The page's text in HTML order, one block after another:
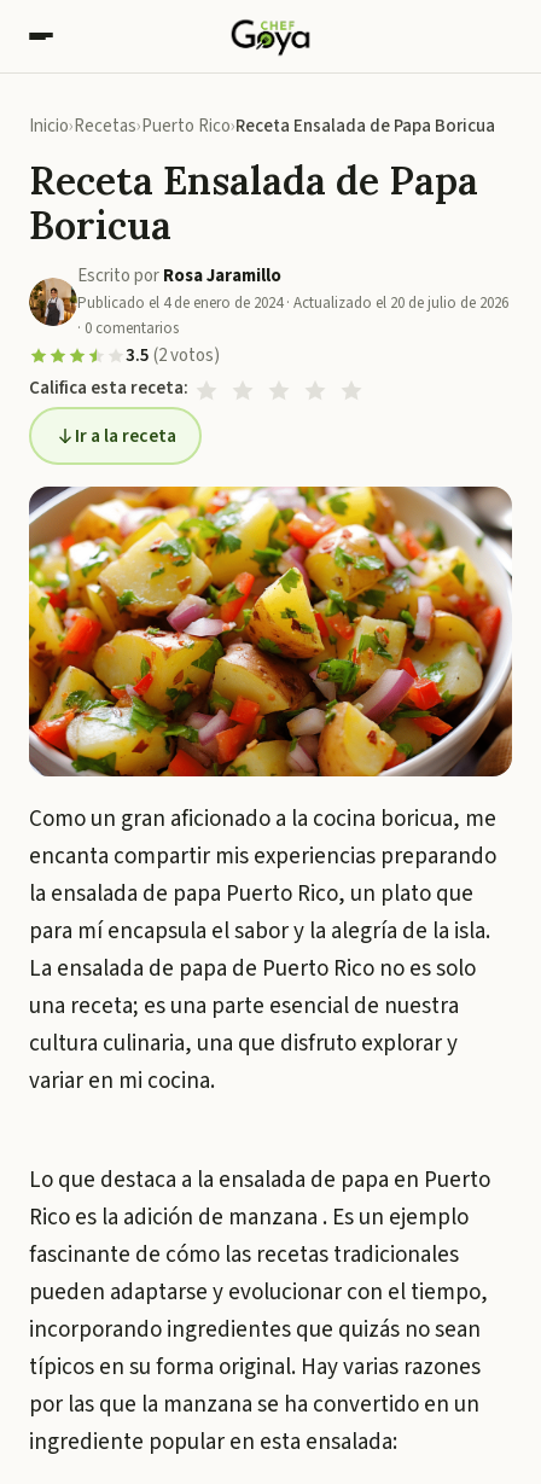
Inicio Recetas Puerto Rico Receta Ensalada de Papa Boricua
Receta Ensalada de Papa
Boricua
Escrito porRosa Jaramillo
Publicado el 4 de enero de 2024· Actualizado el 20 de julio de 2026
· 0 comentarios
3.5(2votos)
Califica esta receta:
Ir a la receta
Como un gran aficionado a la cocina boricua, me
encanta compartir mis experiencias preparando
la ensalada de papa Puerto Rico, un plato que
para mí encapsula el sabor y la alegría de la isla.
La ensalada de papa de Puerto Rico no es solo
una receta; es una parte esencial de nuestra
cultura culinaria, una que disfruto explorar y
variar en mi cocina.
Lo que destaca a la ensalada de papa en Puerto
Rico es la adición de manzana . Es un ejemplo
fascinante de cómo las recetas tradicionales
pueden adaptarse y evolucionar con el tiempo,
incorporando ingredientes que quizás no sean
típicos en su forma original. Hay varias razones
por las que la manzana se ha convertido en un
ingrediente popular en esta ensalada: